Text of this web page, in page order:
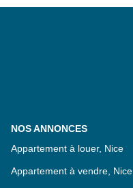
NOS ANNONCES
Appartement à louer, Nice
Appartement à vendre, Nice